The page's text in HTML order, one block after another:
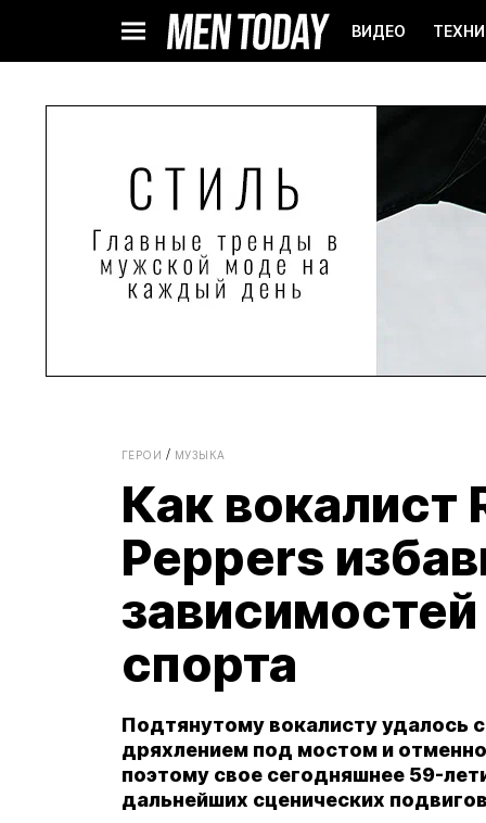
ВИДЕО
ГЕРОИ МУЗЫКА
Как вокалист
Peppers
спорта
Подтянутому вокалисту удалось
дряхлением под мостом и
поэтому свое сегодняшнее 59-
дальнейших сценических